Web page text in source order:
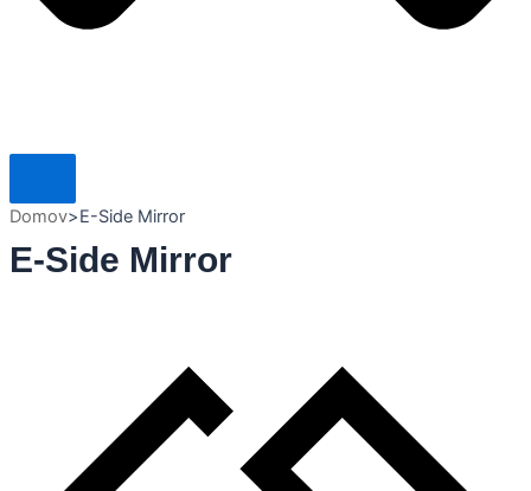
Domov>E-Side Mirror
E-Side Mirror